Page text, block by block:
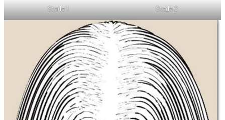
Stade 1 Stade 2